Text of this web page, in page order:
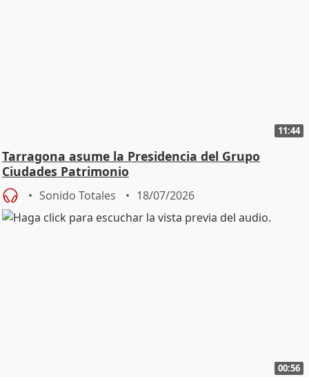
11:44
Tarragona asume la Presidencia del Grupo
Ciudades Patrimonio
Sonido Totales 18/07/2026
00:56